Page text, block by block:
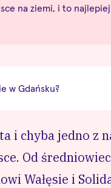
na ziemi, i to
w Gdańsku?
i chyba jedno z
Od
Wałęsie i